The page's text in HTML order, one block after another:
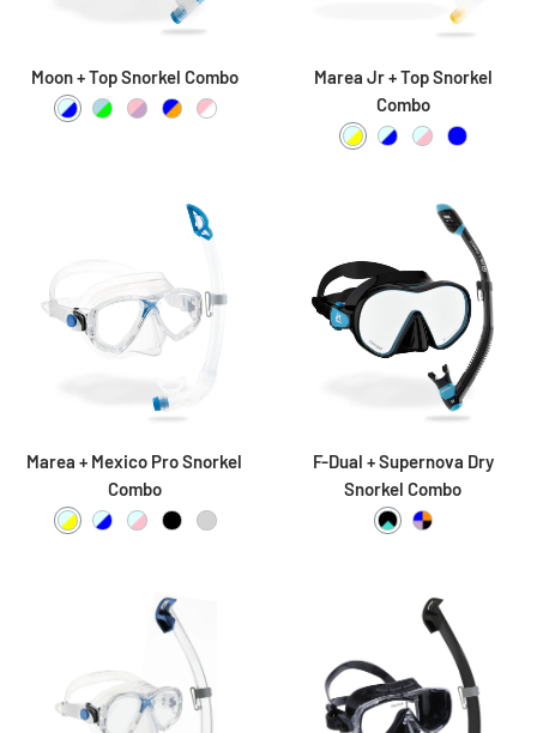
Moon + Top Snorkel Combo
Clear / Blue
Light Blue / Lime
Pink / Lilac
Blue / Orange
Pink / White
Marea Jr + Top Snorkel
Combo
Clear / Yellow
Clear / Blue
Clear / Pink
Blue
Marea + Mexico Pro Snorkel
Combo
Clear / Yellow
Clear / Blue
Clear / Pink
Black / Black
Assorted
F-Dual + Supernova Dry
Snorkel Combo
Black / Turquoise /
Black / Lilac /